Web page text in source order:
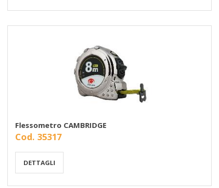
Flessometro CAMBRIDGE
Cod. 35317
DETTAGLI